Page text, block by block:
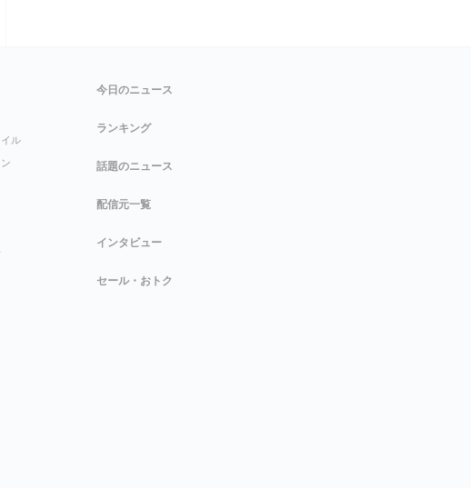
ル
今日のニュース
ランキング
話題のニュース
配信元一覧
インタビュー
セール・おトク